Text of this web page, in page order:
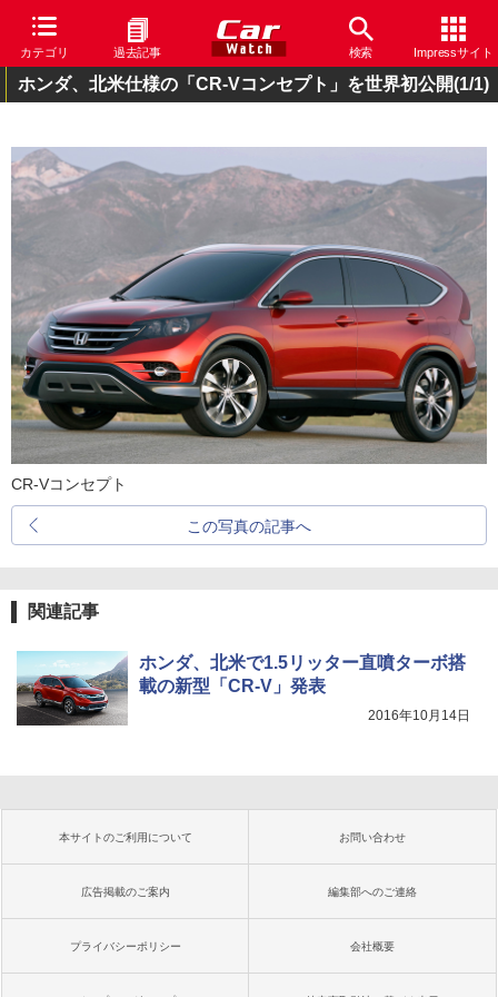
カテゴリ 過去記事 検索 Impressサイト
ホンダ、北米仕様の「CR-Vコンセプト」を世界初公開(1/1)
CR-Vコンセプト
この写真の記事へ
関連記事
ホンダ、北米で1.5リッター直噴ターボ搭
載の新型「CR-V」発表
2016年10月14日
本サイトのご利用について お問い合わせ
広告掲載のご案内 編集部へのご連絡
プライバシーポリシー 会社概要